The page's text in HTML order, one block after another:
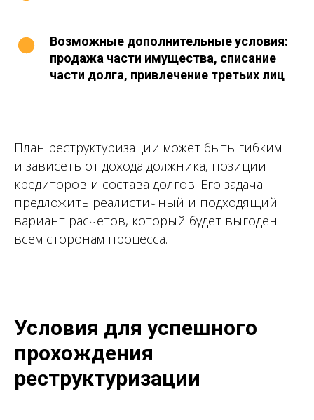
Возможные дополнительные условия:
продажа части имущества, списание
части долга, привлечение третьих лиц
План реструктуризации может быть гибким
и зависеть от дохода должника, позиции
кредиторов и состава долгов. Его задача —
предложить реалистичный и подходящий
вариант расчетов, который будет выгоден
всем сторонам процесса.
Условия для успешного
прохождения
реструктуризации